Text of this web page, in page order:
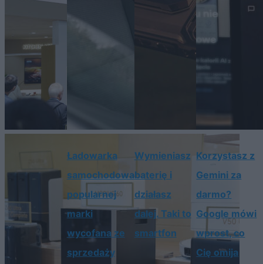
Ładowarka
samochodowa
popularnej
marki
wycofana ze
sprzedaży
Wymieniasz
baterię i
działasz
dalej. Taki to
smartfon
Korzystasz z
Gemini za
darmo?
Google mówi
wprost, co
Cię omija